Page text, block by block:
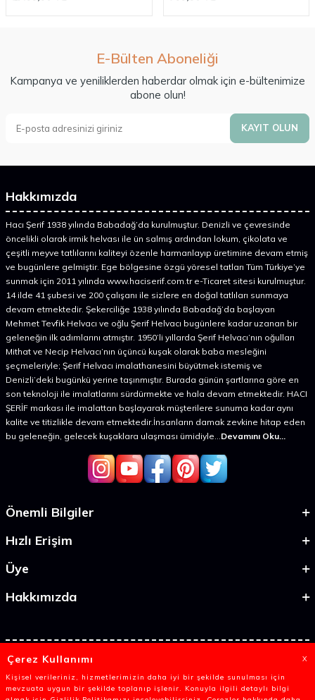
E-Bülten Aboneliği
Kampanya ve yeniliklerden haberdar olmak için e-bültenimize
abone olun!
KAYIT OLUN
Hakkımızda
Hacı Şerif 1938 yılında Babadağ’da kurulmuştur. Denizli ve çevresinde
öncelikli olarak irmik helvası ile ün salmış ardından lokum, çikolata ve
çeşitli meyve tatlılarını kaliteyi özenle harmanlayıp üretimine devam etmiş
ve bugünlere gelmiştir. Ege bölgesine özgü yöresel tatları Tüm Türkiye’ye
sunmak için 2011 yılında www.haciserif.com.tr e-Ticaret sitesi kurulmuştur.
14 ilde 41 şubesi ve 200 çalışanı ile sizlere en doğal tatlıları sunmaya
devam etmektedir. Şekerciliğe 1938 yılında Babadağ’da başlayan
Mehmet Tevfik Helvacı ve oğlu Şerif Helvacı bugünlere kadar uzanan bir
geleneğin ilk adımlarını atmıştır. 1950’li yıllarda Şerif Helvacı’nın oğulları
Mithat ve Necip Helvacı’nın üçüncü kuşak olarak baba mesleğini
şeçmeleriyle; Şerif Helvacı imalathanesini büyütmek istemiş ve
Denizli’deki bugünkü yerine taşınmıştır. Burada günün şartlarına göre en
son teknoloji ile imalatlarını sürdürmekte ve hala devam etmektedir. HACI
ŞERİF markası ile imalattan başlayarak müşterilere sunuma kadar aynı
kalite ve titizlikle devam etmektedir.İnsanların damak zevkine hitap eden
bu geleneğin, gelecek kuşaklara ulaşması ümidiyle... Devamını Oku...
Önemli Bilgiler
Hızlı Erişim
Üye
Hakkımızda
Çerez Kullanımı
X
Kişisel verileriniz, hizmetlerimizin daha iyi bir şekilde sunulması için
mevzuata uygun bir şekilde toplanıp işlenir. Konuyla ilgili detaylı bilgi